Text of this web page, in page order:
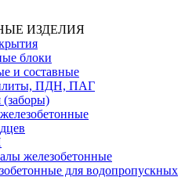
ИЗДЕЛИЯ
блоки
и составные
ПДН, ПАГ
железобетонные
для водопропускных